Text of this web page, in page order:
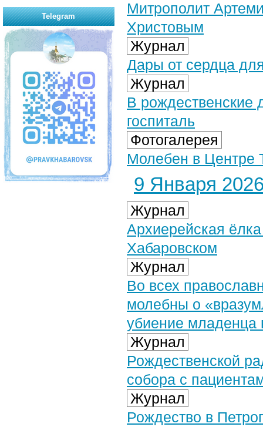
Митрополит
Христовым
Журнал
Дары от сердца
Журнал
В рождественские
госпиталь
Фотогалерея
Молебен в Центре
9 Января 2026
Журнал
Архиерейская
Хабаровском
Журнал
Во всех
молебны о
убиение младенца
Журнал
Рождественской
собора с
Журнал
Рождество в
Telegram